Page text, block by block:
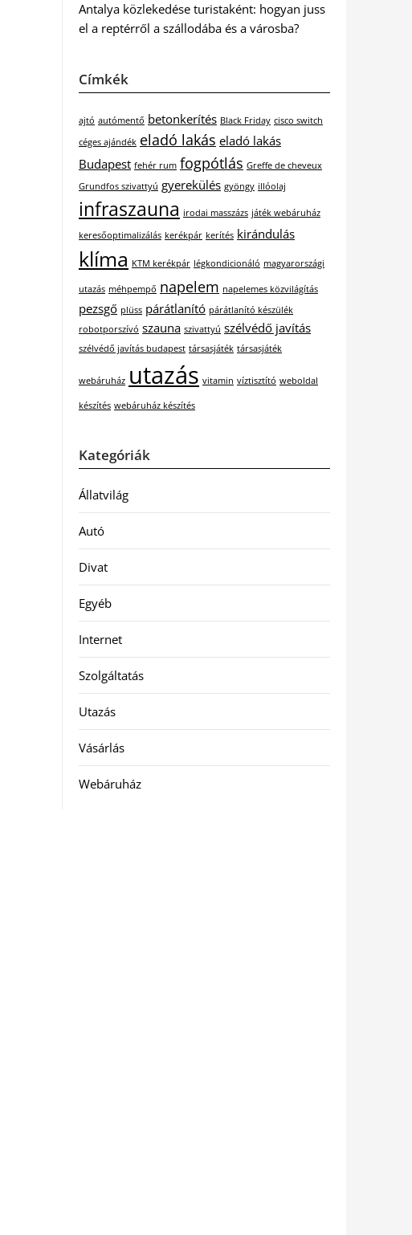
Antalya közlekedése turistaként: hogyan juss
el a reptérről a szállodába és a városba?
Címkék
ajtó autómentő betonkerítés Black Friday cisco switch
céges ajándék eladó lakás eladó lakás
Budapest fehér rum fogpótlás Greffe de cheveux
Grundfos szivattyú gyerekülés gyöngy illóolaj
infraszauna irodai masszázs játék webáruház
keresőoptimalizálás kerékpár kerítés kirándulás
klíma KTM kerékpár légkondicionáló magyarországi
utazás méhpempő napelem napelemes közvilágítás
pezsgő plüss párátlanító párátlanító készülék
robotporszívó szauna szivattyú szélvédő javítás
szélvédő javítás budapest társasjáték társasjáték
webáruház utazás vitamin víztisztító weboldal
készítés webáruház készítés
Kategóriák
Állatvilág
Autó
Divat
Egyéb
Internet
Szolgáltatás
Utazás
Vásárlás
Webáruház